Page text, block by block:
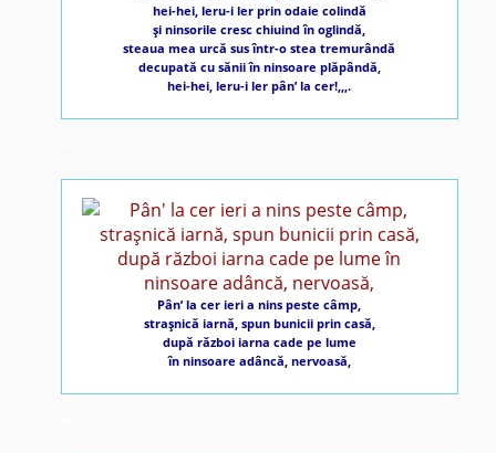
hei-hei, leru-i ler prin odaie colindă
şi ninsorile cresc chiuind în oglindă,
steaua mea urcă sus într-o stea tremurândă
decupată cu sănii în ninsoare plăpândă,
hei-hei, leru-i ler pân’ la cer!,,,.
Pân’ la cer ieri a nins peste câmp,
straşnică iarnă, spun bunicii prin casă,
după război iarna cade pe lume
în ninsoare adâncă, nervoasă,